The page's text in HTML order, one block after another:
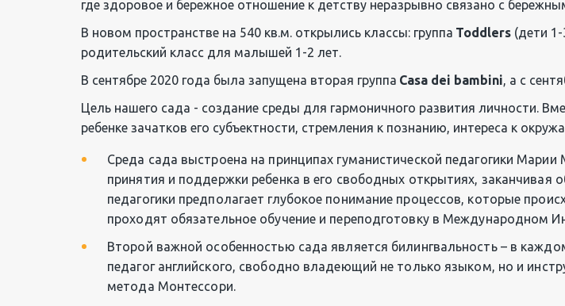
где здоровое и бережное отношение к детству неразрывно связано с
В новом пространстве на 540 кв.м. открылись классы: группа Toddlers (дети 1-
родительский класс для малышей 1-2 лет.
В сентябре 2020 года была запущена вторая группа Casa dei bambini, а с
Цель нашего сада - создание среды для гармоничного развития личности.
ребенке зачатков его субъектности, стремления к познанию, интереса к
Среда сада выстроена на принципах гуманистической педагогики
принятия и поддержки ребенка в его свободных открытиях,
педагогики предполагает глубокое понимание процессов, которые
проходят обязательное обучение и переподготовку в Международном
Второй важной особенностью сада является билингвальность – в
педагог английского, свободно владеющий не только языком, но и
метода Монтессори.